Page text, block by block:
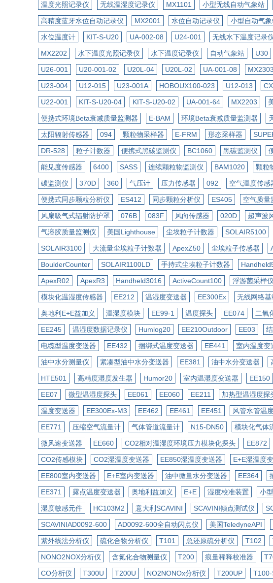
温度光照记录仪 无线温湿度记录仪 MX1101 小型无线自动气象站
高精度蓝牙水位自动记录仪 MX2001 水位自动记录仪 小型自动气
水位温度计 KIT-S-U20 UA-002-08 U24-001 无线水下温度记录
MX2202 水下温度光照记录仪 水下温度记录仪 自动气象站 U30
U26-001 U20-001-02 U20L-04 U20L-02 UA-001-08 MX2303
U23-004 U12-015 U23-001A HOBOUX100-023 U12-013
U22-001 KIT-S-U20-04 KIT-S-U20-02 UA-001-64 MX2203
便携式环境Beta衰减质量监测器 E-BAM 环境Beta衰减质量监测器
太阳辐射传感器 094 颗粒物采样器 E-FRM 形态采样器
DR-528 粒子计数器 便携式黑碳监测仪 BC1060 黑碳监测仪
能见度传感器 6400 SASS 连续颗粒物监测仪 BAM1020 颗粒
碳监测仪 370D 360 气压计 压力传感器 092 空气温度传感
便携式同步颗粒分析仪 ES412 同步颗粒分析仪 ES405 空气质量
风扇吸气式辐射防护罩 076B 083F 风向传感器 020D 超声波
气溶胶质量监测仪 美国Lighthouse 尘埃粒子计数器 SOLAIR5100
SOLAIR3100 大流量尘埃粒子计数器 ApexZ50 尘埃粒子传感器
BoulderCounter SOLAIR1100LD 手持式尘埃粒子计数器
ApexR02 ApexR3 Handheld3016 ActiveCount100 浮游菌采样仪
模块化温湿度传感器 EE212 温湿度变送器 EE300Ex 无线网络基
奥地利E+E益加义 温湿度模块 EE99-1 温度探头 EE074 二氧
EE245 温湿度数据记录仪 Humlog20 EE210Outdoor EE03
电缆型温度变送器 EE432 捆绑式温度变送器 EE441 室内温度变
油中水分测量仪 紧凑型油中水分变送器 EE381 油中水分变送器
HTE501 高精度湿度发生器 Humor20 室内温湿度变送器 EE150
EE07 微型温湿度探头 EE061 EE060 EE211 加热型温湿度探
温度变送器 EE300Ex-M3 EE462 EE461 EE451 风管水管温
EE771 压缩空气流量计 气体管道流量计 N15-DN50 模块化气体
微风速变送器 EE660 CO2相对温湿度环境压力模块化探头 EE872
CO2传感模块 CO2湿温度变送器 EE850湿温度变送器 E+E湿温度
EE800室内变送器 E+E室内变送器 油中微量水分变送器 EE364
EE371 露点温度变送器 奥地利益加义 E+E 湿度校准装置 小
湿度敏感元件 HC103M2 意大利SCAVINI SCAVINI倾点测试仪
SCAVINIAD0092-600 AD0092-600全自动闪点仪 美国TeledyneAPI
紫外线法分析仪 硫化合物分析仪 T101 总还原硫分析仪 T102
NONO2NOX分析仪 含氮化合物测量仪 T200 痕量稀释校准器
CO分析仪 T300U T200U NO2NONOx分析仪 T200UP T100-